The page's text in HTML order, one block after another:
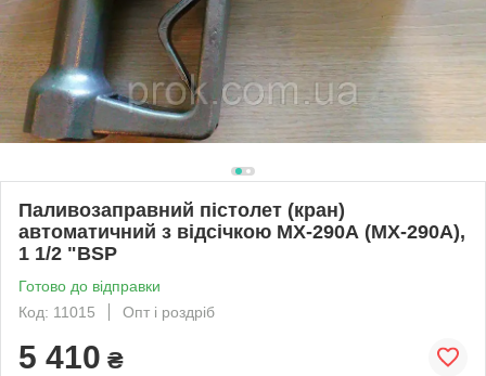
Паливозаправний пістолет (кран)
автоматичний з відсічкою МХ-290А (MX-290A),
1 1/2 "BSP
Готово до відправки
Код: 11015
Опт і роздріб
5 410 ₴